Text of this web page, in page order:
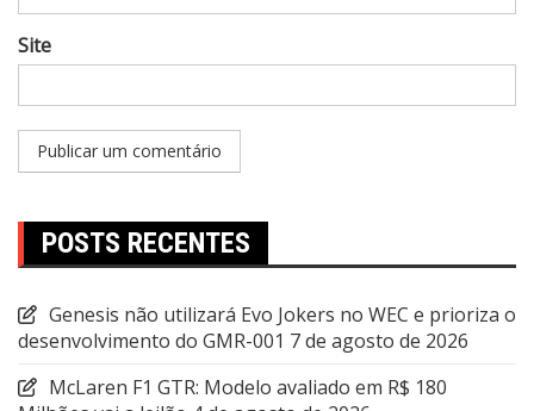
Site
POSTS RECENTES
Genesis não utilizará Evo Jokers no WEC e prioriza o
desenvolvimento do GMR-001 7 de agosto de 2026
McLaren F1 GTR: Modelo avaliado em R$ 180